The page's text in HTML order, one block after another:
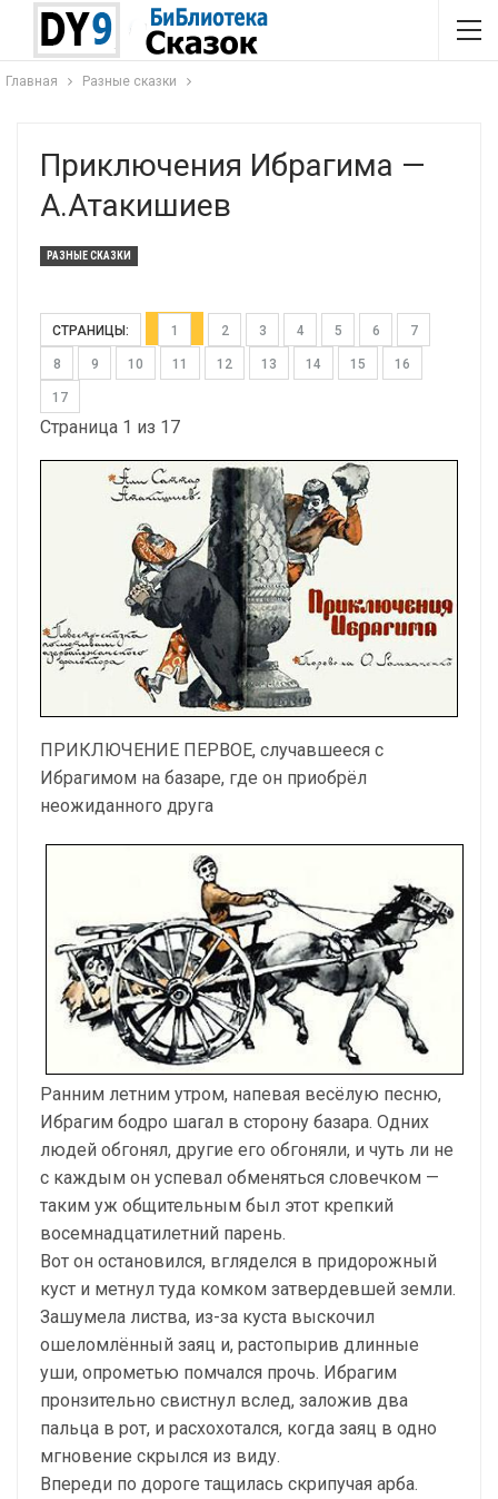
Главная Разные сказки
Приключения Ибрагима —
А.Атакишиев
РАЗНЫЕ СКАЗКИ
СТРАНИЦЫ: 1 2 3 4 5 6 7
8 9 10 11 12 13 14 15 16
17
Страница 1 из 17
ПРИКЛЮЧЕНИЕ ПЕРВОЕ, случавшееся с
Ибрагимом на базаре, где он приобрёл
неожиданного друга
Ранним летним утром, напевая весёлую песню,
Ибрагим бодро шагал в сторону базара. Одних
людей обгонял, другие его обгоняли, и чуть ли не
с каждым он успевал обменяться словечком —
таким уж общительным был этот крепкий
восемнадцатилетний парень.
Вот он остановился, вгляделся в придорожный
куст и метнул туда комком затвердевшей земли.
Зашумела листва, из-за куста выскочил
ошеломлённый заяц и, растопырив длинные
уши, опрометью помчался прочь. Ибрагим
пронзительно свистнул вслед, заложив два
пальца в рот, и расхохотался, когда заяц в одно
мгновение скрылся из виду.
Впереди по дороге тащилась скрипучая арба.